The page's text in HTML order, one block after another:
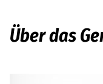
Über das